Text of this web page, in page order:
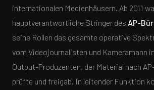
internationalen Medienhäusern. Ab 2011
hauptverantwortliche Stringer des AP-
seine Rollen das gesamte operative
vom Videojournalisten und Kameramann
Output-Produzenten, der Material nach
prüfte und freigab. In leitender Funktion